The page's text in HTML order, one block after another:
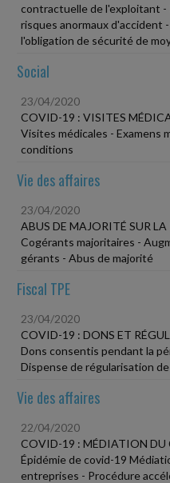
contractuelle de l'exploitant
risques anormaux d'accident
l'obligation de sécurité de
Social
23/04/2020
COVID-19 : VISITES
Visites médicales - Examens
conditions
Vie des affaires
23/04/2020
ABUS DE MAJORITÉ SUR
Cogérants majoritaires -
gérants - Abus de majorité
Fiscal TPE
23/04/2020
COVID-19 : DONS ET
Dons consentis pendant la
Dispense de régularisation
Vie des affaires
22/04/2020
COVID-19 : MÉDIATION DU
Épidémie de covid-19
entreprises - Procédure